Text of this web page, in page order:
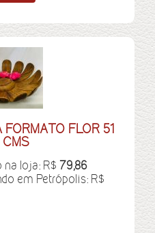
FLOR 51
na loja: R$ 79,86
em Petrópolis: R$